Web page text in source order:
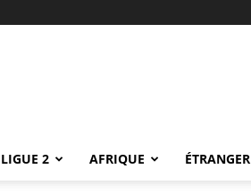
LIGUE 2 AFRIQUE ÉTRANGER